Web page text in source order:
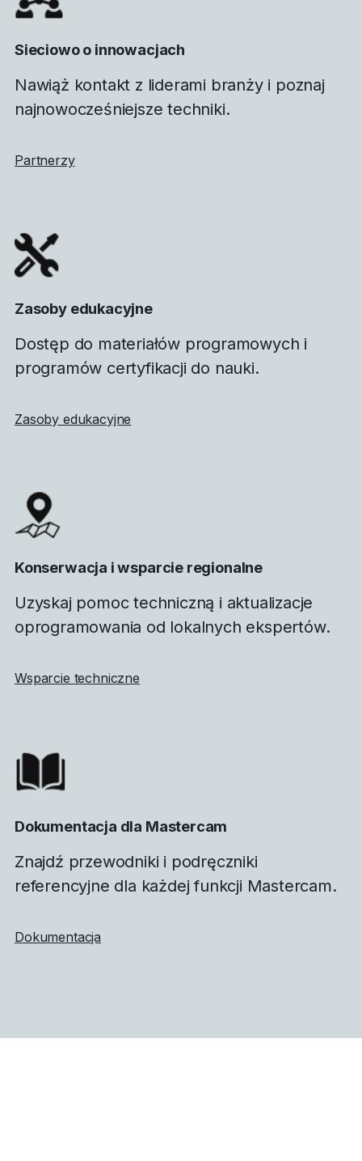
Sieciowo o innowacjach
Nawiąż kontakt z liderami branży i poznaj
najnowocześniejsze techniki.
Partnerzy
Zasoby edukacyjne
Dostęp do materiałów programowych i
programów certyfikacji do nauki.
Zasoby edukacyjne
Konserwacja i wsparcie regionalne
Uzyskaj pomoc techniczną i aktualizacje
oprogramowania od lokalnych ekspertów.
Wsparcie techniczne
Dokumentacja dla Mastercam
Znajdź przewodniki i podręczniki
referencyjne dla każdej funkcji Mastercam.
Dokumentacja